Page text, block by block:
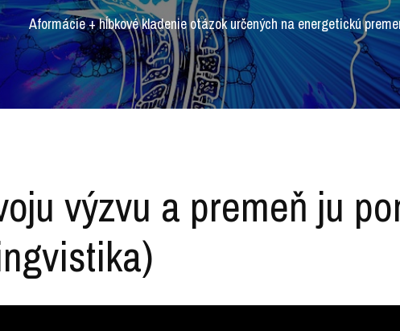
Aformácie + hĺbkové kladenie otázok určených na energetickú
výzvu a premeň ju